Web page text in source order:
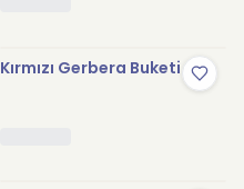
Kırmızı Gerbera Buketi